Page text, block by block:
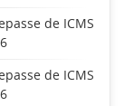
de ICMS
de ICMS